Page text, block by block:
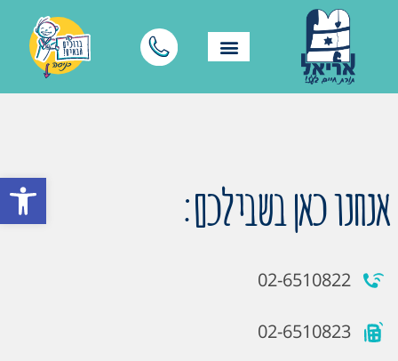
פתח אנחנו כאן בשבילכם:
02-6510822
02-6510823